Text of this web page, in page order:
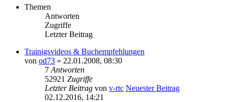
Themen
Antworten
Zugriffe
Letzter Beitrag
Trainigsvideos & Buchempfehlungen
von od73 » 22.01.2008, 08:30
7 Antworten
52921 Zugriffe
Letzter Beitrag von v-rtc Neuester Beitrag
02.12.2016, 14:21